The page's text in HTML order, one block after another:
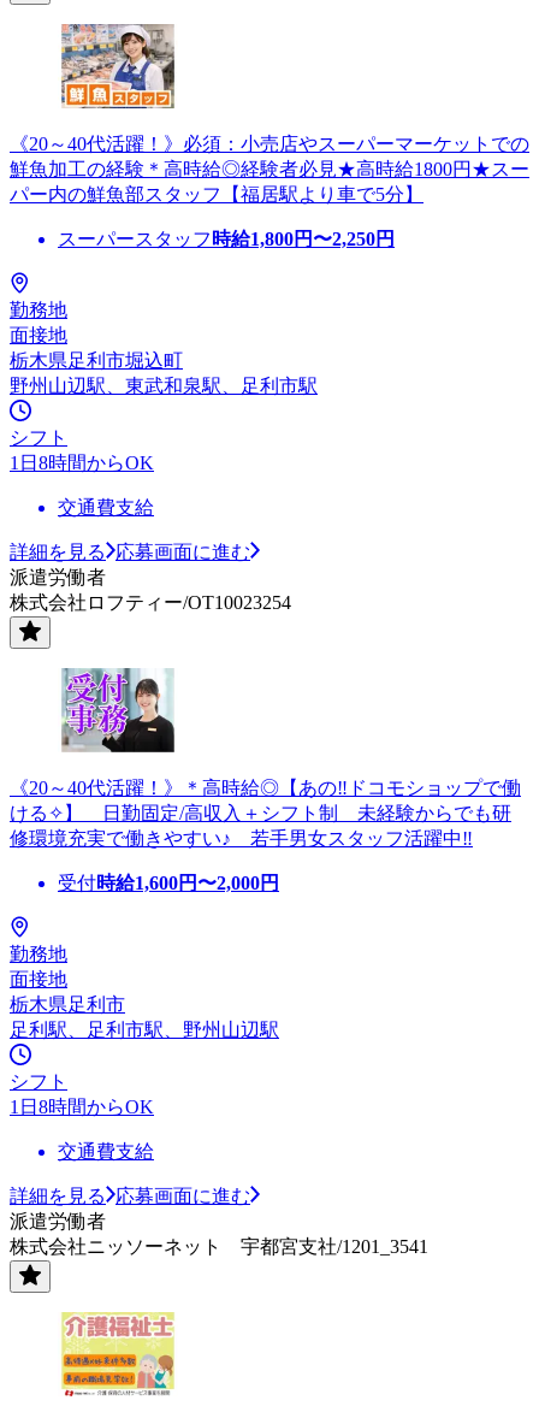
《20～40代活躍！》必須：小売店やスーパーマーケットでの
鮮魚加工の経験＊高時給◎経験者必見★高時給1800円★スー
パー内の鮮魚部スタッフ【福居駅より車で5分】
スーパースタッフ 時給1,800円〜2,250円
勤務地
面接地
栃木県足利市堀込町
野州山辺駅、東武和泉駅、足利市駅
シフト
1日8時間からOK
交通費支給
詳細を見る
応募画面に進む
派遣労働者
株式会社ロフティー/OT10023254
《20～40代活躍！》＊高時給◎【あの‼ドコモショップで働
ける✧】 日勤固定/高収入＋シフト制 未経験からでも研
修環境充実で働きやすい♪ 若手男女スタッフ活躍中‼
受付時給1,600円〜2,000円
勤務地
面接地
栃木県足利市
足利駅、足利市駅、野州山辺駅
シフト
1日8時間からOK
交通費支給
詳細を見る
応募画面に進む
派遣労働者
株式会社ニッソーネット 宇都宮支社/1201_3541